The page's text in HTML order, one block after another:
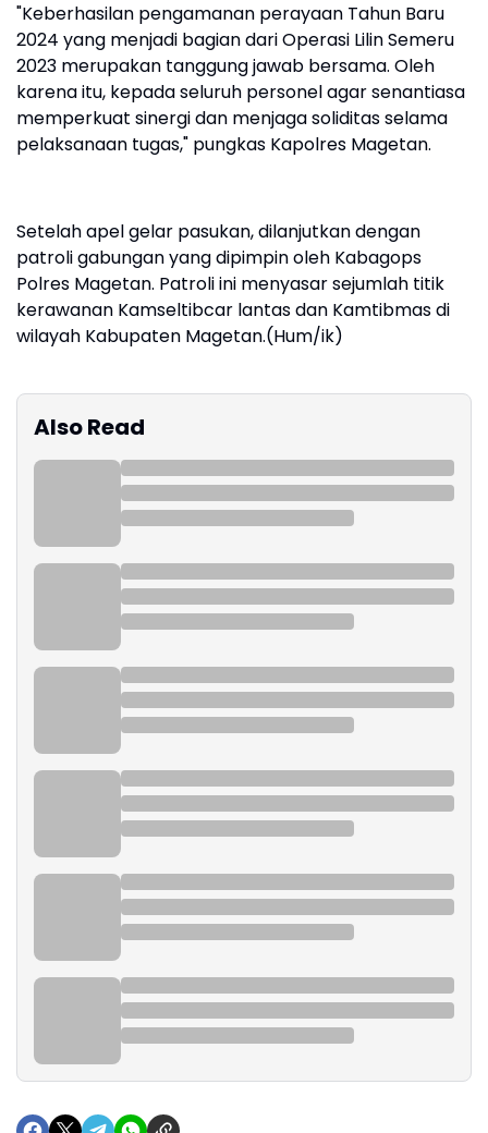
"Keberhasilan pengamanan perayaan Tahun Baru
2024 yang menjadi bagian dari Operasi Lilin Semeru
2023 merupakan tanggung jawab bersama. Oleh
karena itu, kepada seluruh personel agar senantiasa
memperkuat sinergi dan menjaga soliditas selama
pelaksanaan tugas," pungkas Kapolres Magetan.
Setelah apel gelar pasukan, dilanjutkan dengan
patroli gabungan yang dipimpin oleh Kabagops
Polres Magetan. Patroli ini menyasar sejumlah titik
kerawanan Kamseltibcar lantas dan Kamtibmas di
wilayah Kabupaten Magetan.(Hum/ik)
Also Read